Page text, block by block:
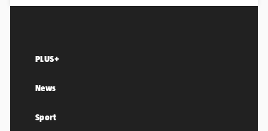
PLUS+
News
Sport